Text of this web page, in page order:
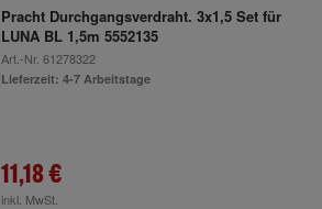
Pracht Durchgangsverdraht. 3x1,5 Set für
LUNA BL 1,5m 5552135
Art.-Nr. 61278322
Lieferzeit: 4-7 Arbeitstage
11,18 €
inkl. MwSt.